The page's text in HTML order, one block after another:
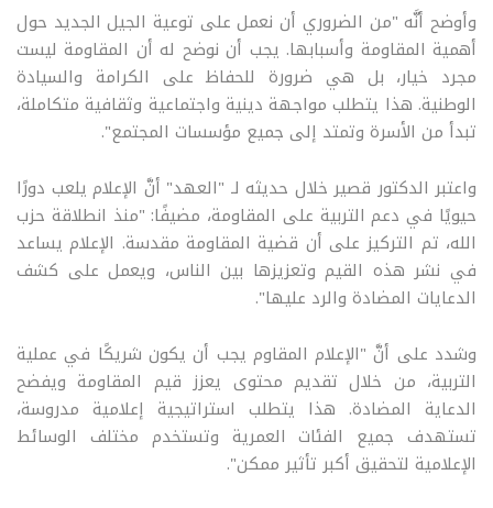
وأوضح أنَّه "من الضروري أن نعمل على توعية الجيل الجديد حول
أهمية المقاومة وأسبابها. يجب أن نوضح له أن المقاومة ليست
مجرد خيار، بل هي ضرورة للحفاظ على الكرامة والسيادة
الوطنية. هذا يتطلب مواجهة دينية واجتماعية وثقافية متكاملة،
تبدأ من الأسرة وتمتد إلى جميع مؤسسات المجتمع".
واعتبر الدكتور قصير خلال حديثه لـ "العهد" أنَّ الإعلام يلعب دورًا
حيويًا في دعم التربية على المقاومة، مضيفًا: "منذ انطلاقة حزب
الله، تم التركيز على أن قضية المقاومة مقدسة. الإعلام يساعد
في نشر هذه القيم وتعزيزها بين الناس، ويعمل على كشف
الدعايات المضادة والرد عليها".
وشدد على أنَّ "الإعلام المقاوم يجب أن يكون شريكًا في عملية
التربية، من خلال تقديم محتوى يعزز قيم المقاومة ويفضح
الدعاية المضادة. هذا يتطلب استراتيجية إعلامية مدروسة،
تستهدف جميع الفئات العمرية وتستخدم مختلف الوسائط
الإعلامية لتحقيق أكبر تأثير ممكن".